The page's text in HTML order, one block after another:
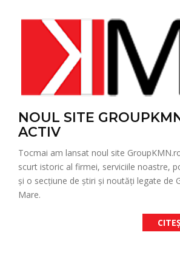
NOUL SITE
ACTIV
Tocmai am lansat noul site
scurt istoric al firmei, serviciile noastre,
și o secțiune de știri și noutăți legate de
Mare.